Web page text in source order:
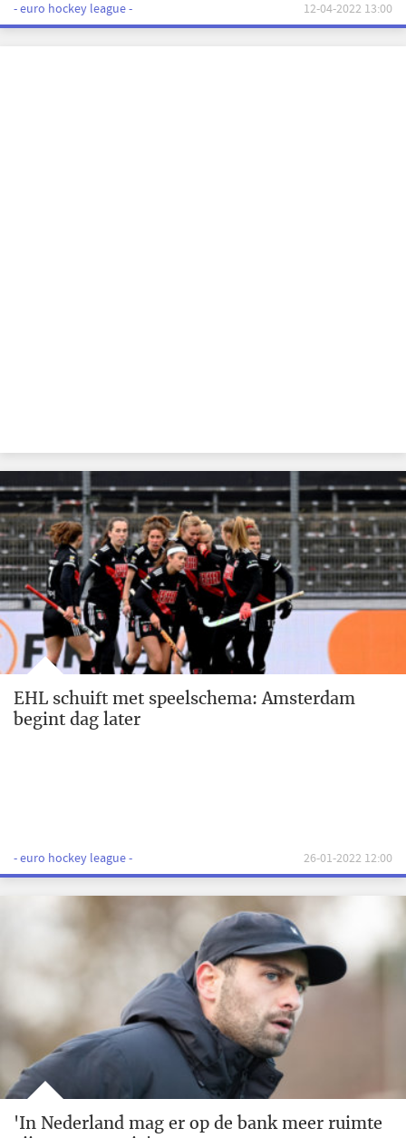
- euro hockey league - 12-04-2022 13:00
EHL schuift met speelschema: Amsterdam
begint dag later
- euro hockey league - 26-01-2022 12:00
'In Nederland mag er op de bank meer ruimte